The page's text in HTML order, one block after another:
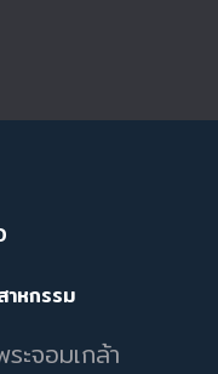
าหกรรม
ะจอมเกล้า